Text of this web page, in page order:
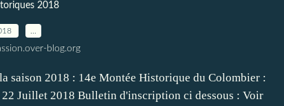
2018
blog.org
saison 2018 : 14e Montée Historique du Colombier :
Juillet 2018 Bulletin d'inscription ci dessous : Voir